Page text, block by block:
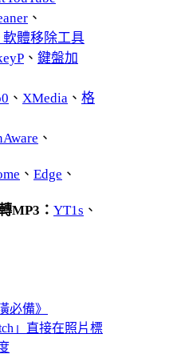
、
軟體移除工具
、 鍵盤加
、 XMedia 、 格
、
、 Edge 、
MP3： YT1s 、
必備》
」直接在照片標